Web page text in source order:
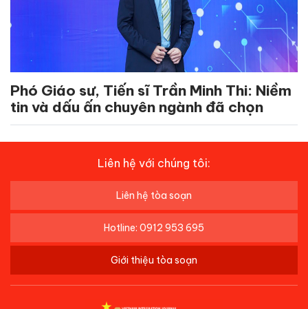
Phó Giáo sư, Tiến sĩ Trần Minh Thi: Niềm
tin và dấu ấn chuyên ngành đã chọn
Liên hệ với chúng tôi:
Liên hệ tòa soạn
Hotline: 0912 953 695
Giới thiệu tòa soạn